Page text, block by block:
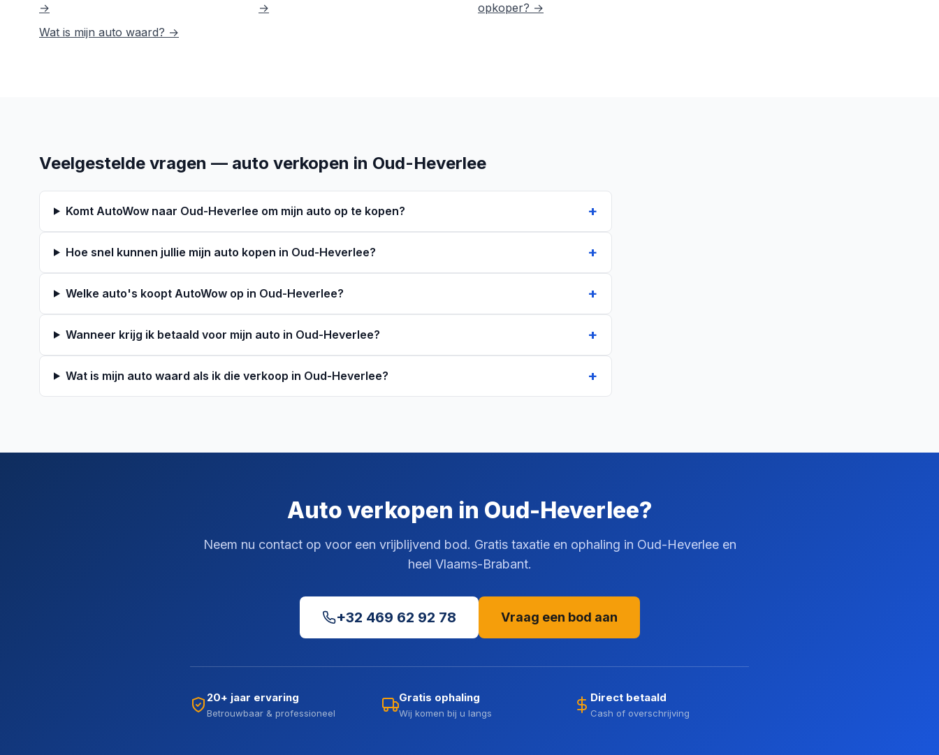
→
→
opkoper? →
Wat is mijn auto waard? →
Veelgestelde vragen — auto verkopen in Oud-Heverlee
Komt AutoWow naar Oud-Heverlee om mijn auto op te kopen?
Hoe snel kunnen jullie mijn auto kopen in Oud-Heverlee?
Welke auto's koopt AutoWow op in Oud-Heverlee?
Wanneer krijg ik betaald voor mijn auto in Oud-Heverlee?
Wat is mijn auto waard als ik die verkoop in Oud-Heverlee?
Auto verkopen in Oud-Heverlee?
Neem nu contact op voor een vrijblijvend bod. Gratis taxatie en ophaling in Oud-Heverlee en
heel Vlaams-Brabant.
+32 469 62 92 78 Vraag een bod aan
20+ jaar ervaring
Betrouwbaar & professioneel
Gratis ophaling
Wij komen bij u langs
Direct betaald
Cash of overschrijving